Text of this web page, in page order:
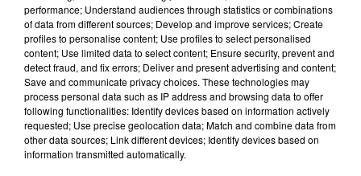
Destination Vacances - Gagnez
votre séjour en famille au cœur
de la...
Destination Vacances : inscrivez-
vous !
performance; Understand audiences through statistics or combinations
of data from different sources; Develop and improve services; Create
profiles to personalise content; Use profiles to select personalised
content; Use limited data to select content; Ensure security, prevent and
detect fraud, and fix errors; Deliver and present advertising and content;
Save and communicate privacy choices. These technologies may
process personal data such as IP address and browsing data to offer
following functionalities: Identify devices based on information actively
requested; Use precise geolocation data; Match and combine data from
other data sources; Link different devices; Identify devices based on
information transmitted automatically.